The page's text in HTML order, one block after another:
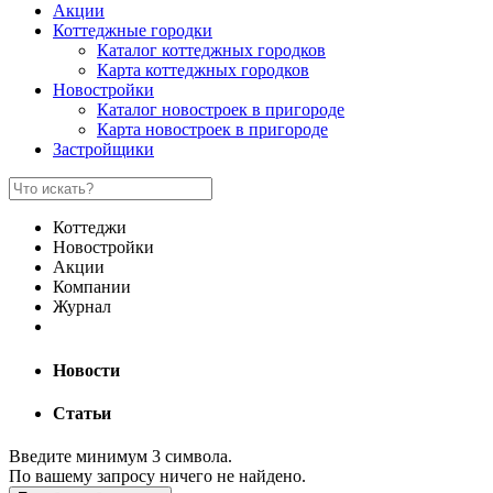
Акции
Коттеджные городки
Каталог коттеджных городков
Карта коттеджных городков
Новостройки
Каталог новостроек в пригороде
Карта новостроек в пригороде
Застройщики
Коттеджи
Новостройки
Акции
Компании
Журнал
Новости
Статьи
Введите минимум 3 символа.
По вашему запросу ничего не найдено.